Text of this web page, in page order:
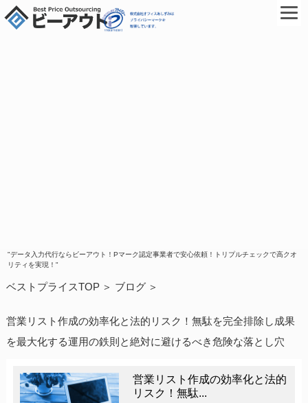
"データ入力代行ならビーアウト！Pマーク認定事業者で安心依頼！トリプルチェックで高クオ
リティを実現！"
ベストプライスTOP ブログ
営業リスト作成の効率化と法的リスク！無駄を完全排除し成果
を最大化する運用の鉄則と絶対に避けるべき危険な落とし穴
営業リスト作成の効率化と法的
リスク！無駄...